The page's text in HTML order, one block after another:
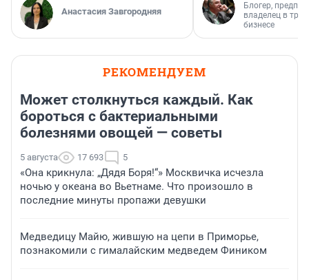
Анастасия Завгородняя
Блогер,
владелец в
бизнесе
РЕКОМЕНДУЕМ
Может столкнуться каждый. Как
бороться с бактериальными
болезнями овощей — советы
5 августа 17 693 5
«Она крикнула: „Дядя Боря!“» Москвичка исчезла
ночью у океана во Вьетнаме. Что произошло в
последние минуты пропажи девушки
Медведицу Майю, жившую на цепи в Приморье,
познакомили с гималайским медведем Фиником